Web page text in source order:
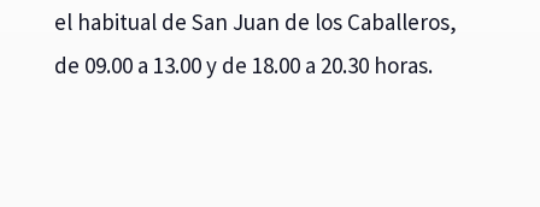
el habitual de San Juan de los Caballeros,
de 09.00 a 13.00 y de 18.00 a 20.30 horas.